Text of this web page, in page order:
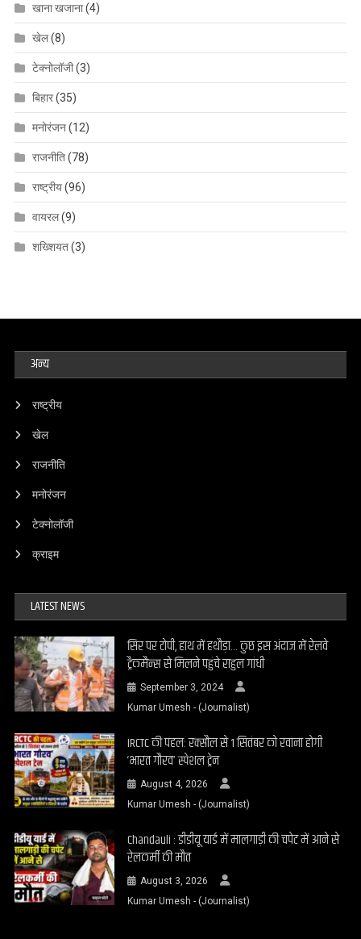
खाना खजाना(4)
खेल(8)
टेक्नोलॉजी(3)
बिहार(35)
मनोरंजन(12)
राजनीति(78)
राष्ट्रीय(96)
वायरल(9)
शख्शियत(3)
अन्य
राष्ट्रीय
खेल
राजनीति
मनोरंजन
टेक्नोलॉजी
क्राइम
LATEST NEWS
सिर पर टोपी, हाथ में हथौड़ा… कुछ इस अंदाज में रेलवे
ट्रैकमैन्स से मिलने पहुंचे राहुल गांधी
September 3, 2024
Kumar Umesh - (Journalist)
IRCTC की पहल: रक्सौल से 1 सितंबर को रवाना होगी
‘भारत गौरव’ स्पेशल ट्रेन
August 4, 2026
Kumar Umesh - (Journalist)
Chandauli : डीडीयू यार्ड में मालगाड़ी की चपेट में आने से
रेलकर्मी की मौत
August 3, 2026
Kumar Umesh - (Journalist)